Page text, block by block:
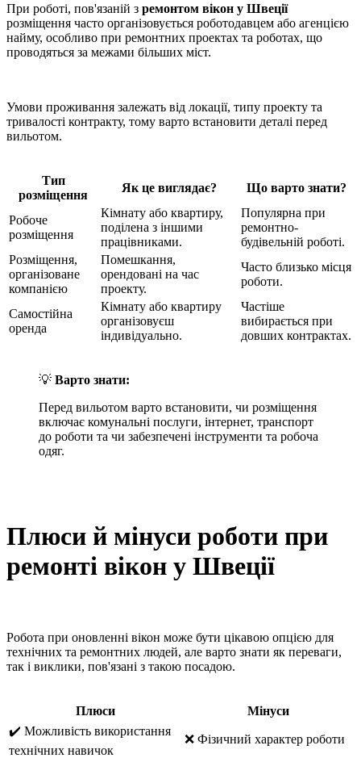
При роботі, пов'язаній з ремонтом вікон у Швеції
розміщення часто організовується роботодавцем або агенцією
найму, особливо при ремонтних проектах та роботах, що
проводяться за межами більших міст.
Умови проживання залежать від локації, типу проекту та
тривалості контракту, тому варто встановити деталі перед
вильотом.
Тип
розміщення
Як це виглядає? Що варто знати?
Робоче
розміщення
Кімнату або квартиру,
поділена з іншими
працівниками.
Популярна при
ремонтно-
будівельній роботі.
Розміщення,
організоване
компанією
Помешкання,
орендовані на час
проекту.
Часто близько місця
роботи.
Самостійна
оренда
Кімнату або квартиру
організовуєш
індивідуально.
Частіше
вибирається при
довших контрактах.
💡 Варто знати:
Перед вильотом варто встановити, чи розміщення
включає комунальні послуги, інтернет, транспорт
до роботи та чи забезпечені інструменти та робоча
одяг.
Плюси й мінуси роботи при
ремонті вікон у Швеції
Робота при оновленні вікон може бути цікавою опцією для
технічних та ремонтних людей, але варто знати як переваги,
так і виклики, пов'язані з такою посадою.
Плюси
Мінуси
✔️ Можливість використання
технічних навичок
❌ Фізичний характер роботи